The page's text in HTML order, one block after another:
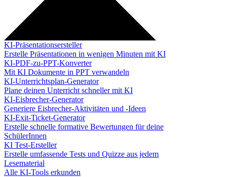
KI-Präsentationsersteller
Erstelle Präsentationen in wenigen Minuten mit KI
KI-PDF-zu-PPT-Konverter
Mit KI Dokumente in PPT verwandeln
KI-Unterrichtsplan-Generator
Plane deinen Unterricht schneller mit KI
KI-Eisbrecher-Generator
Generiere Eisbrecher-Aktivitäten und -Ideen
KI-Exit-Ticket-Generator
Erstelle schnelle formative Bewertungen für deine
SchülerInnen
KI Test-Ersteller
Erstelle umfassende Tests und Quizze aus jedem
Lesematerial
Alle KI-Tools erkunden